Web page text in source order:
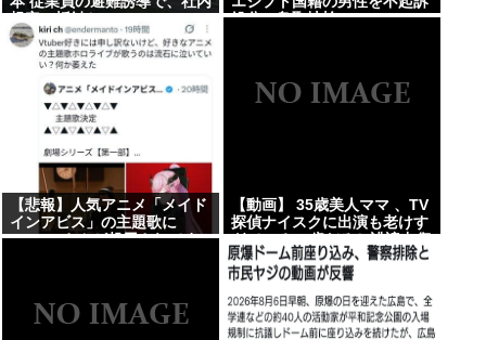
規定に抵触か
処分 鳥取地検 [8/8]
【悲報】人気アニメ「メイド
インアビス」の主題歌に
VTuberさんが起用されてま
【動画】 35歳美人ママ 、TV
探偵ナイスクに出演も老けす
ぎている48歳だろと誹謗中傷